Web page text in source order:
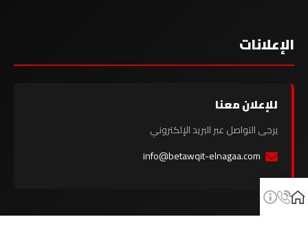
الإعلانات
للإعلان معنا
يرجى التواصل عبر البريد الإلكتروني
info@betawqit-elnagaa.com